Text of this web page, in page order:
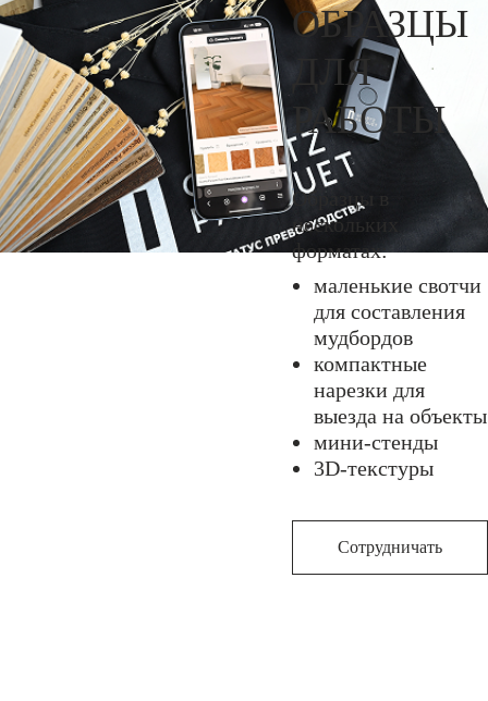
ОБРАЗЦЫ
ДЛЯ
РАБОТЫ
Образцы в
нескольких
форматах:
маленькие свотчи
для составления
мудбордов
компактные
нарезки для
выезда на объекты
мини-стенды
3D-текстуры
Сотрудничать